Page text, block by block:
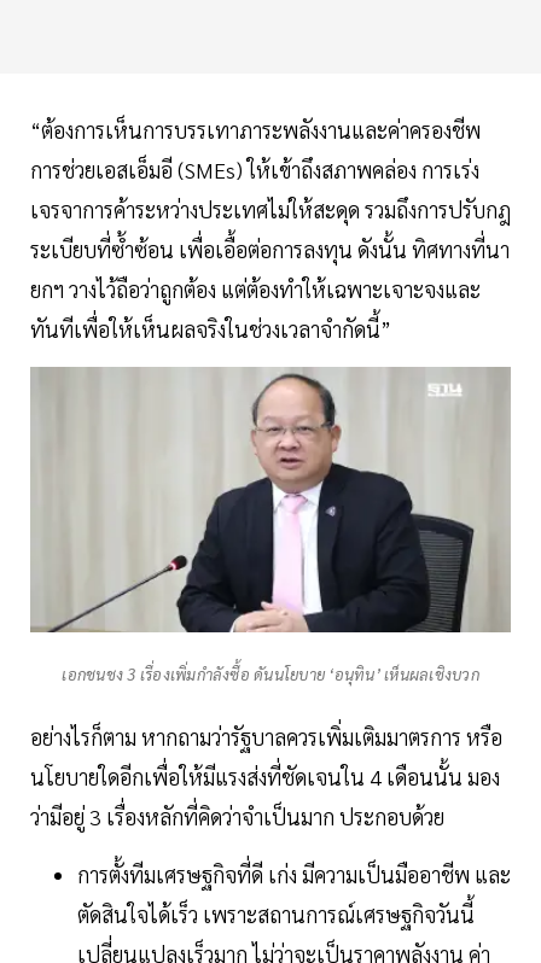
“ต้องการเห็นการบรรเทาภาระพลังงานและค่าครองชีพ
การช่วยเอสเอ็มอี (SMEs) ให้เข้าถึงสภาพคล่อง การเร่ง
เจรจาการค้าระหว่างประเทศไม่ให้สะดุด รวมถึงการปรับกฎ
ระเบียบที่ซ้ำซ้อน เพื่อเอื้อต่อการลงทุน ดังนั้น ทิศทางที่นา
ยกฯ วางไว้ถือว่าถูกต้อง แต่ต้องทำให้เฉพาะเจาะจงและ
ทันทีเพื่อให้เห็นผลจริงในช่วงเวลาจำกัดนี้”
เอกชนชง 3 เรื่องเพิ่มกำลังซื้อ ดันนโยบาย ‘อนุทิน’ เห็นผลเชิงบวก
อย่างไรก็ตาม หากถามว่ารัฐบาลควรเพิ่มเติมมาตรการ หรือ
นโยบายใดอีกเพื่อให้มีแรงส่งที่ชัดเจนใน 4 เดือนนั้น มอง
ว่ามีอยู่ 3 เรื่องหลักที่คิดว่าจำเป็นมาก ประกอบด้วย
การตั้งทีมเศรษฐกิจที่ดี เก่ง มีความเป็นมืออาชีพ และ
ตัดสินใจได้เร็ว เพราะสถานการณ์เศรษฐกิจวันนี้
เปลี่ยนแปลงเร็วมาก ไม่ว่าจะเป็นราคาพลังงาน ค่า